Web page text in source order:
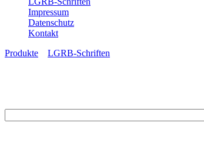
Impressum
Datenschutz
Kontakt
Produkte
LGRB-Schriften